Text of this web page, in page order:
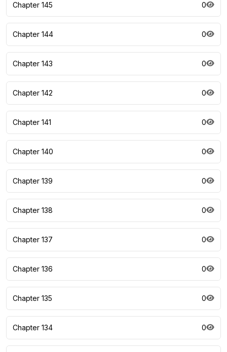
Chapter 145 0
Chapter 144 0
Chapter 143 0
Chapter 142 0
Chapter 141 0
Chapter 140 0
Chapter 139 0
Chapter 138 0
Chapter 137 0
Chapter 136 0
Chapter 135 0
Chapter 134 0